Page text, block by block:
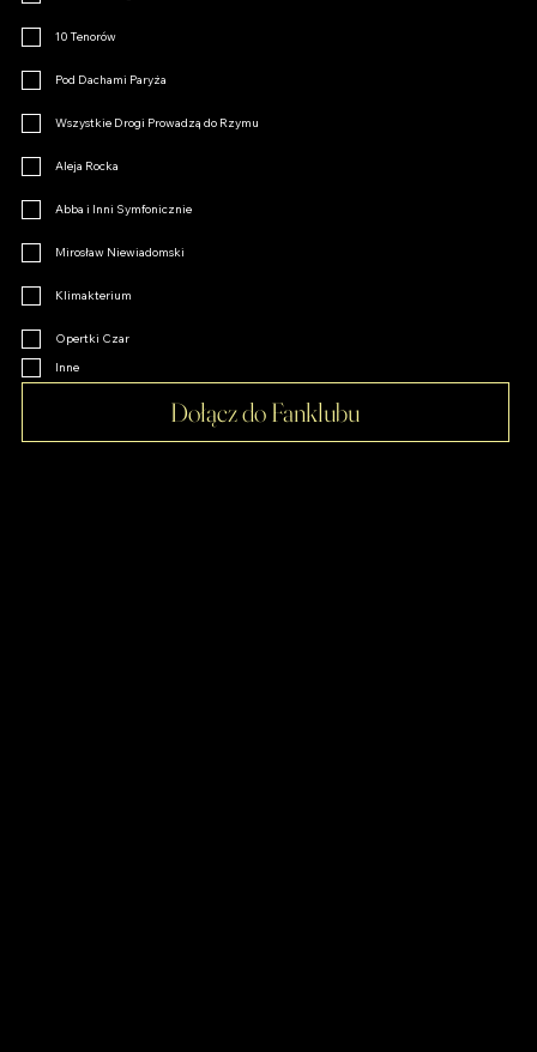
10 Tenorów
Pod Dachami Paryża
Wszystkie Drogi Prowadzą do Rzymu
Aleja Rocka
Abba i Inni Symfonicznie
Mirosław Niewiadomski
Klimakterium
Opertki Czar
Inne
Dołącz do Fanklubu